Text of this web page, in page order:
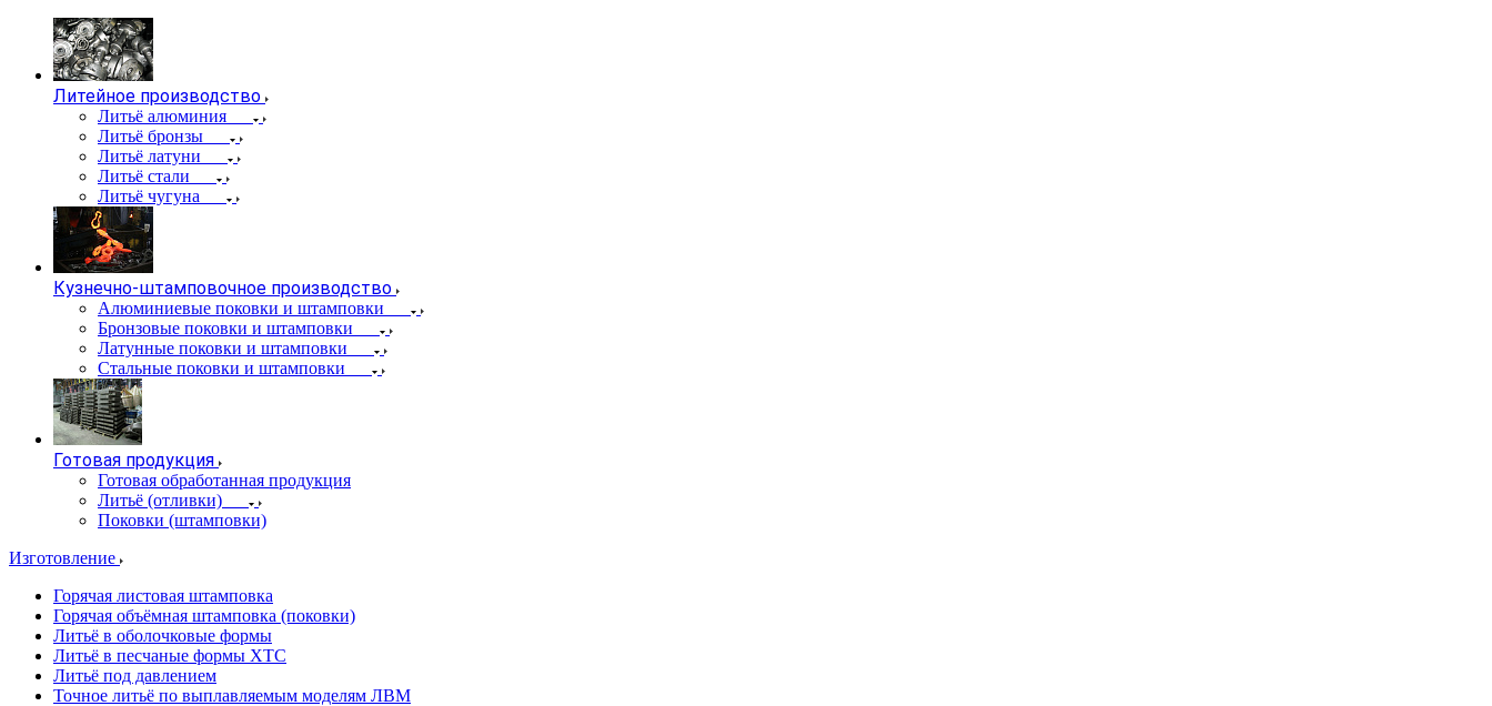
Литейное производство
Литьё алюминия
Литьё бронзы
Литьё латуни
Литьё стали
Литьё чугуна
Кузнечно-штамповочное производство
Алюминиевые поковки и штамповки
Бронзовые поковки и штамповки
Латунные поковки и штамповки
Стальные поковки и штамповки
Готовая продукция
Готовая обработанная продукция
Литьё (отливки)
Поковки (штамповки)
Изготовление
Горячая листовая штамповка
Горячая объёмная штамповка (поковки)
Литьё в оболочковые формы
Литьё в песчаные формы ХТС
Литьё под давлением
Точное литьё по выплавляемым моделям ЛВМ